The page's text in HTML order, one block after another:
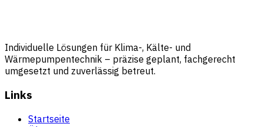
Individuelle Lösungen für Klima-, Kälte- und
Wärmepumpentechnik – präzise geplant, fachgerecht
umgesetzt und zuverlässig betreut.
Links
Startseite